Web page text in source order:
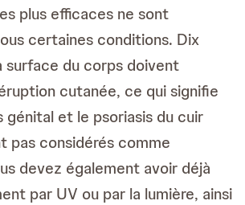
plus efficaces ne sont
certaines conditions. Dix
surface du corps doivent
cutanée, ce qui signifie
génital et le psoriasis du cuir
pas considérés comme
devez également avoir déjà
par UV ou par la lumière, ainsi